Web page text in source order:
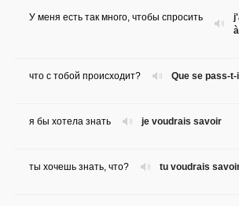
У меня есть так много, чтобы спросить
Que se pass-t-
что с тобой происходит?
je voudrais savoir
я бы хотела знать
tu voudrais
ты хочешь знать, что?